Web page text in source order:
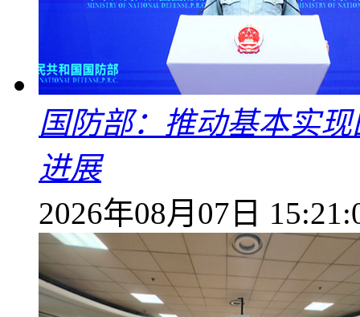
国防部：推动基本实
进展
2026年08月07日